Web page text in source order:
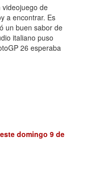
de
a encontrar. Es
un buen sabor de
italiano puso
26 esperaba
domingo 9 de